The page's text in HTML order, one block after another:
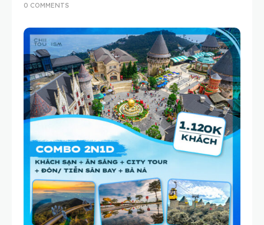
0 COMMENTS